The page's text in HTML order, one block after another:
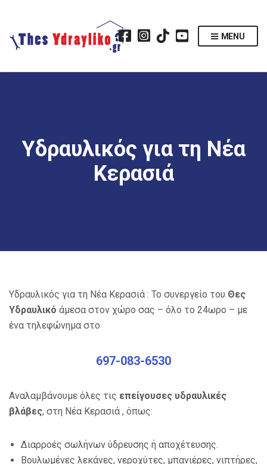
MENU
Υδραυλικός για τη Νέα
Κερασιά
Υδραυλικός για τη Νέα Κερασιά : Το συνεργείο του Θες
Υδραυλικό άμεσα στον χώρο σας – όλο το 24ωρο – με
ένα τηλεφώνημα στο
697-083-6530
Αναλαμβάνουμε όλες τις επείγουσες υδραυλικές
βλάβες, στη Νέα Κερασιά , όπως:
Διαρροές σωλήνων ύδρευσης ή αποχέτευσης.
Βουλωμένες λεκάνες, νεροχύτες, μπανιέρες, νιπτήρες,